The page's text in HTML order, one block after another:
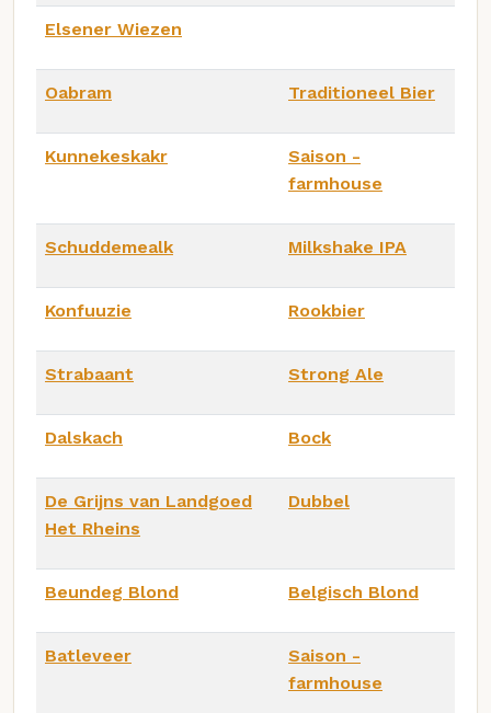
Elsener Wiezen
Oabram Traditioneel Bier
Kunnekeskakr
Saison -
farmhouse
Schuddemealk Milkshake IPA
Konfuuzie Rookbier
Strabaant Strong Ale
Dalskach Bock
De Grijns van Landgoed
Het Rheins
Dubbel
Beundeg Blond Belgisch Blond
Batleveer
Saison -
farmhouse